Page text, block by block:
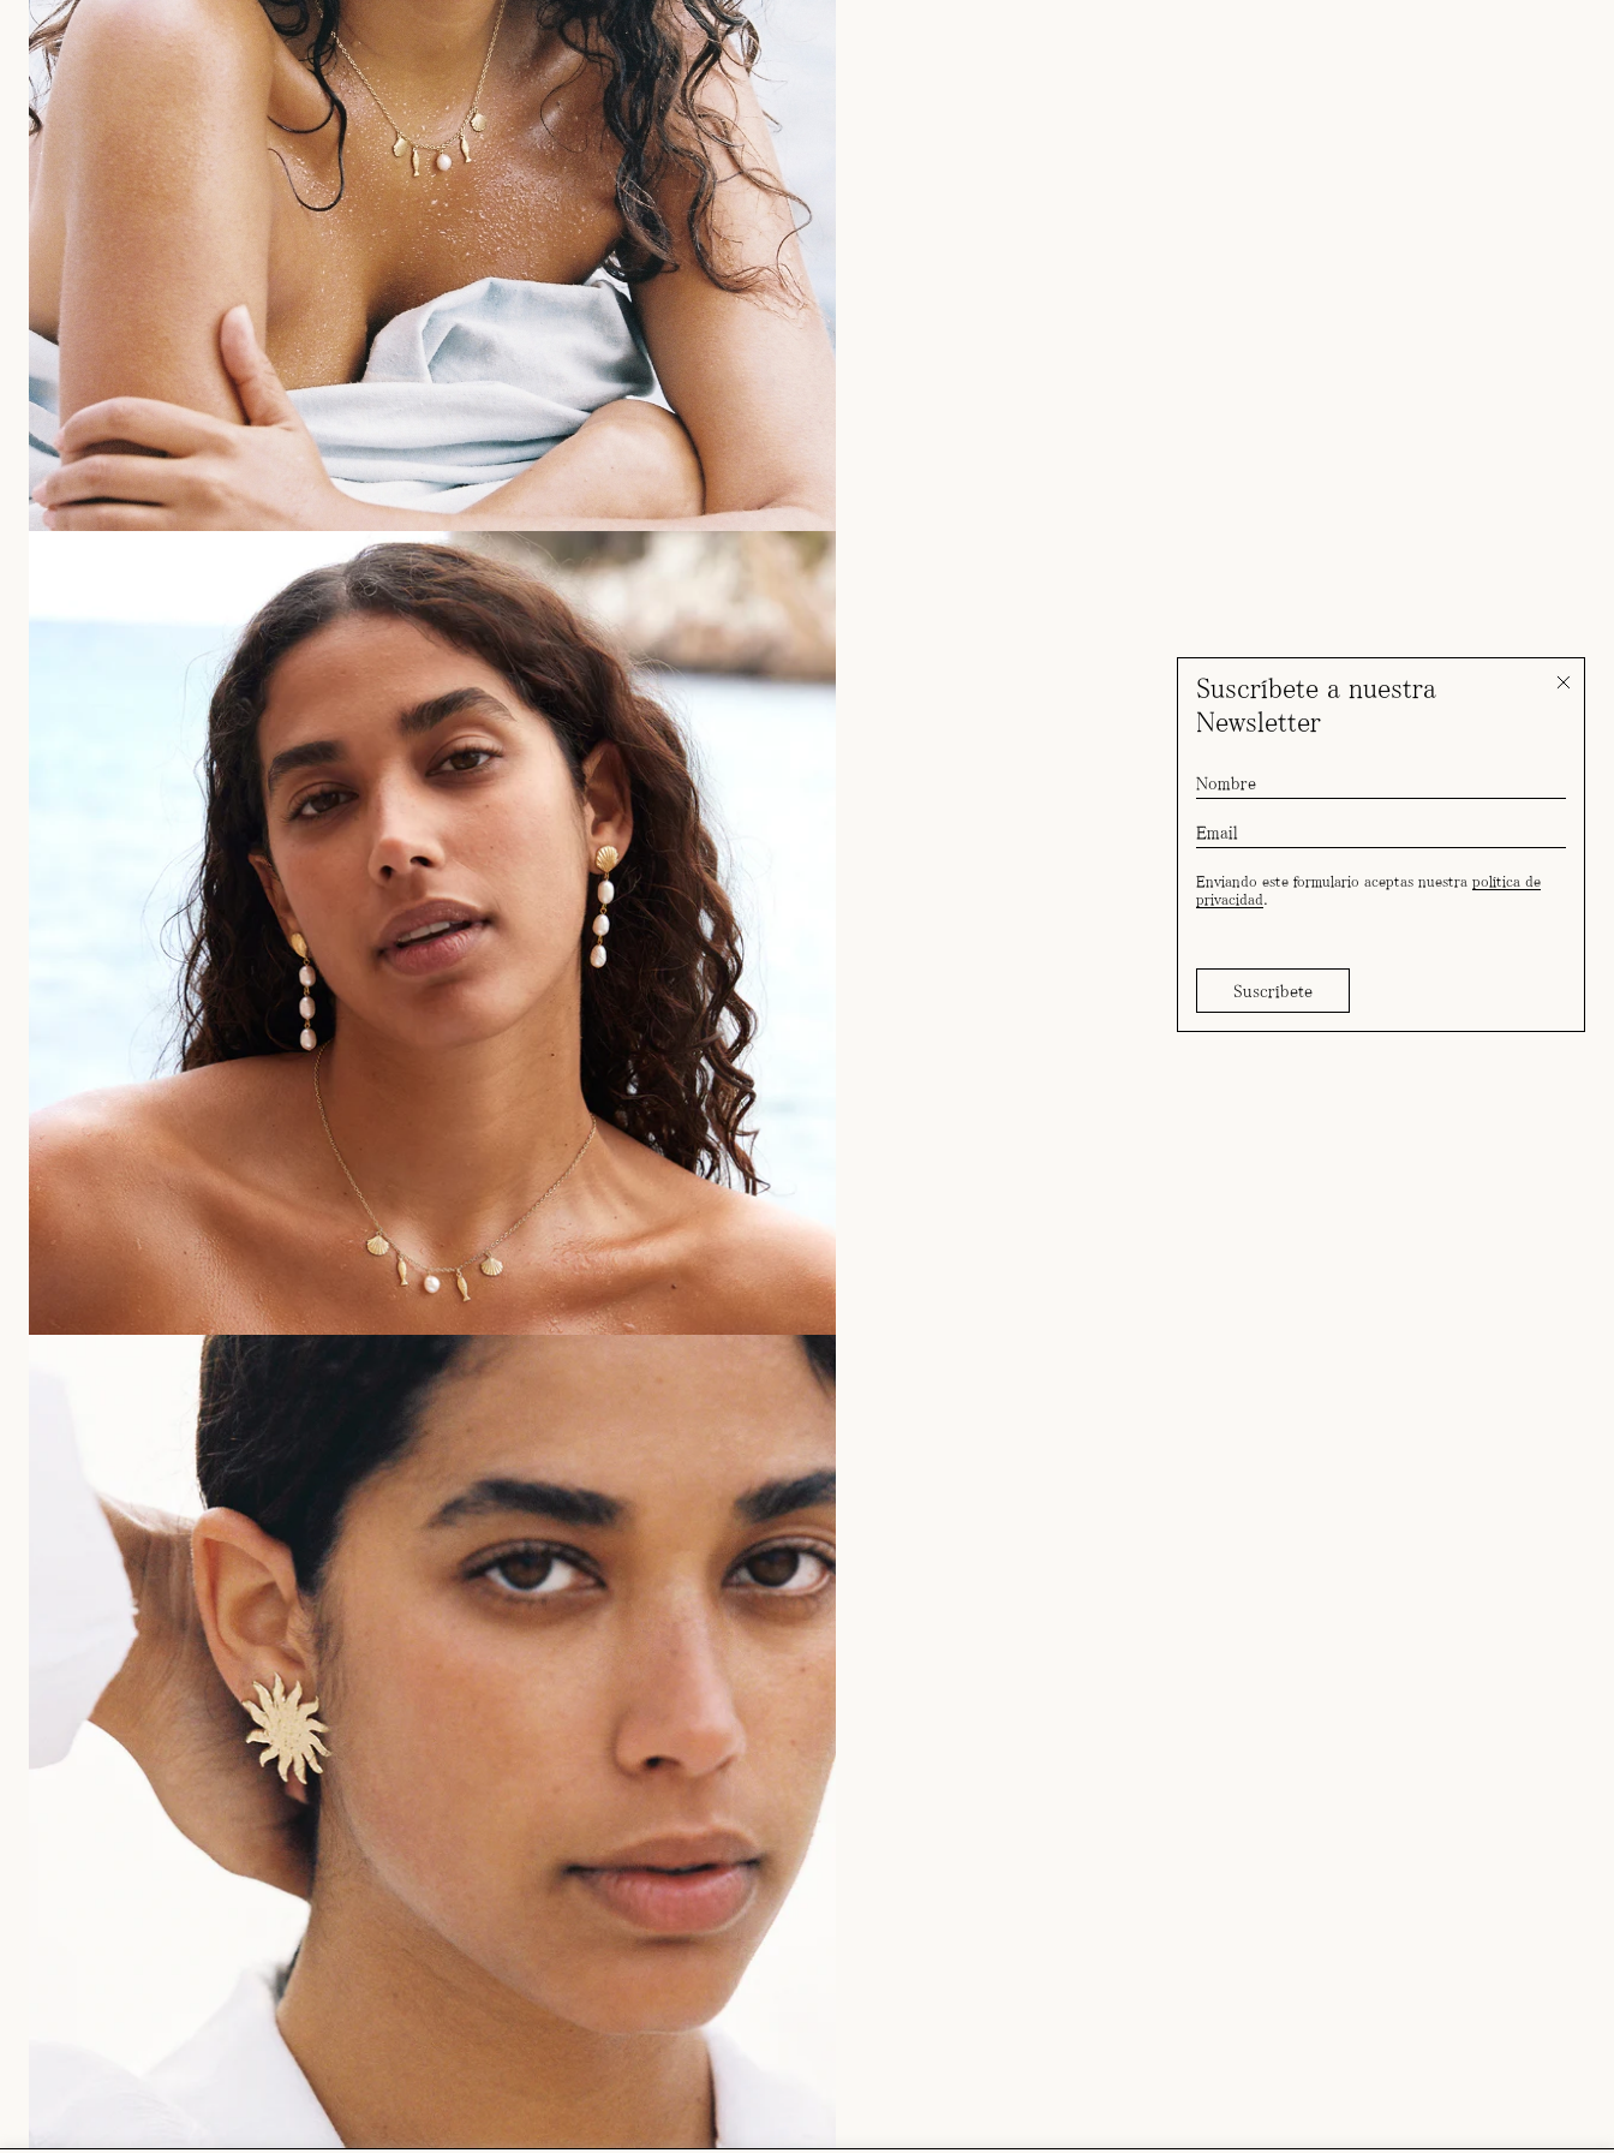
Suscríbete a nuestra
Newsletter
Enviando este formulario aceptas nuestra política de
privacidad